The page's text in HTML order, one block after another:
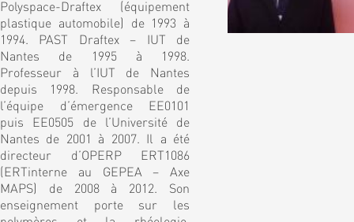
Polyspace-Draftex (équipement
plastique automobile) de 1993 à
1994. PAST Draftex – IUT de
Nantes de 1995 à 1998.
Professeur à l’IUT de Nantes
depuis 1998. Responsable de
l’équipe d’émergence EE0101
puis EE0505 de l’Université de
Nantes de 2001 à 2007. Il a été
directeur d’OPERP ERT1086
(ERTinterne au GEPEA – Axe
MAPS) de 2008 à 2012. Son
enseignement porte sur les